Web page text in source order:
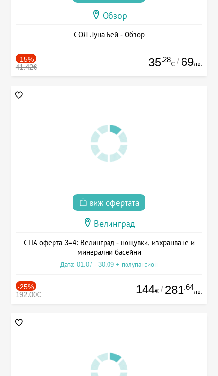
Обзор
СОЛ Луна Бей - Обзор
-15%
41.42€ 35.28
€ / 69лв.
виж офертата
Велинград
СПА оферта 3=4: Велинград - нощувки, изхранване и
минерални басейни
Дата: 01.07 - 30.09 + полупансион
-25%
192.00€ 144€ / 281.64
лв.